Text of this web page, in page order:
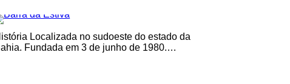
Localizada no sudoeste do estado da
Fundada em 3 de junho de 1980.…